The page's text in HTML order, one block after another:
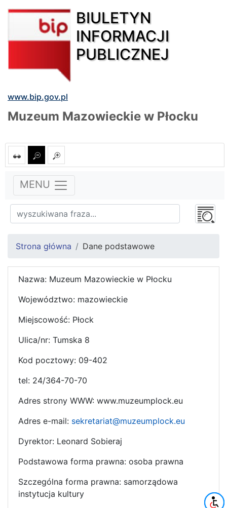
BIULETYN
INFORMACJI
PUBLICZNEJ
www.bip.gov.pl
Muzeum Mazowieckie w Płocku
MENU
Strona główna Dane podstawowe
Nazwa: Muzeum Mazowieckie w Płocku
Województwo: mazowieckie
Miejscowość: Płock
Ulica/nr: Tumska 8
Kod pocztowy: 09-402
tel: 24/364-70-70
Adres strony WWW: www.muzeumplock.eu
Adres e-mail: sekretariat@muzeumplock.eu
Dyrektor: Leonard Sobieraj
Podstawowa forma prawna: osoba prawna
Szczególna forma prawna: samorządowa
instytucja kultury